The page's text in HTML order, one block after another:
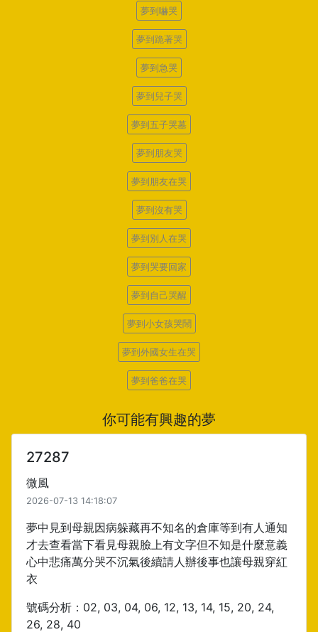
夢到嚇哭
夢到跪著哭
夢到急哭
夢到兒子哭
夢到五子哭墓
夢到朋友哭
夢到朋友在哭
夢到沒有哭
夢到別人在哭
夢到哭要回家
夢到自己哭醒
夢到小女孩哭鬧
夢到外國女生在哭
夢到爸爸在哭
你可能有興趣的夢
27287
微風
2026-07-13 14:18:07
夢中見到母親因病躲藏再不知名的倉庫等到有人通知
才去查看當下看見母親臉上有文字但不知是什麼意義
心中悲痛萬分哭不沉氣後續請人辦後事也讓母親穿紅
衣
號碼分析：02, 03, 04, 06, 12, 13, 14, 15, 20, 24,
26, 28, 40